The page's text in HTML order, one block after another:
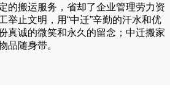
的搬运服务，省却了企业管理劳力资
举止文明，用“中迁”辛勤的汗水和优
真诚的微笑和永久的留念； 中迁搬家
品随身带。